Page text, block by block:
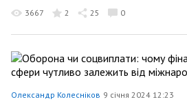
3667 2 25 0
Олександр Колесніков 9 січня 2024 12:23